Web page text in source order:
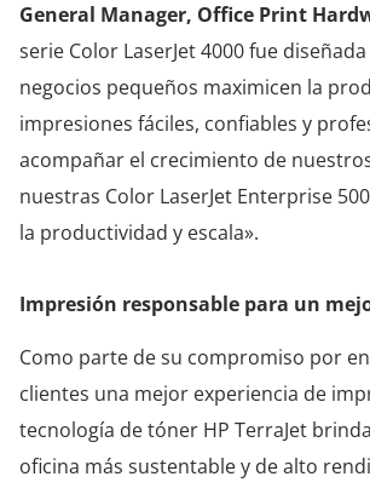
General Manager, Office Print
serie Color LaserJet 4000 fue
negocios pequeños maximicen la
impresiones fáciles, confiables y
acompañar el crecimiento de
nuestras Color LaserJet Enterprise
la productividad y escala».
Impresión responsable para un
Como parte de su compromiso por
clientes una mejor experiencia de
tecnología de tóner HP TerraJet
oficina más sustentable y de alto